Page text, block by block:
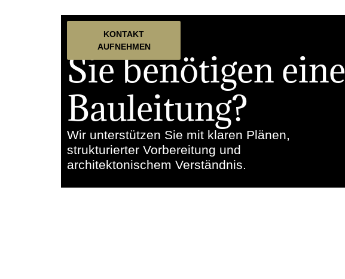
Sie benötigen eine
Bauleitung?
Wir unterstützen Sie mit klaren Plänen,
strukturierter Vorbereitung und
architektonischem Verständnis.
KONTAKT
AUFNEHMEN